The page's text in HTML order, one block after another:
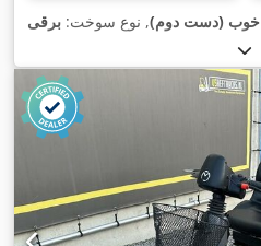
خوب (دست دوم), نوع سوخت: برقی